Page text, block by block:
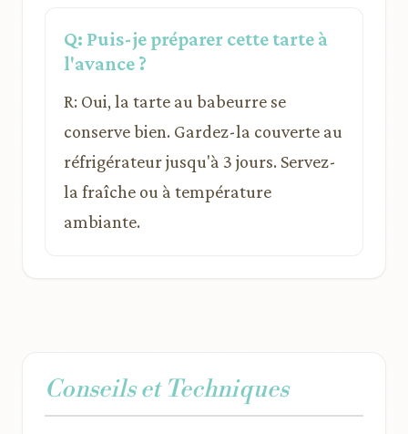
Q: Puis-je préparer cette tarte à
l'avance ?
R: Oui, la tarte au babeurre se
conserve bien. Gardez-la couverte au
réfrigérateur jusqu'à 3 jours. Servez-
la fraîche ou à température
ambiante.
Conseils et Techniques